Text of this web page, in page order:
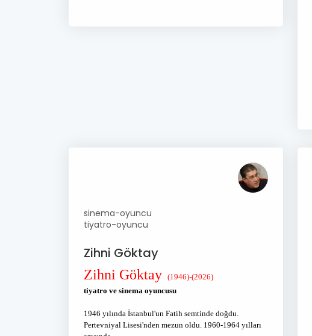
sinema-oyuncu
tiyatro-oyuncu
Zihni Göktay
Zihni Göktay (1946)-(2026)
tiyatro ve sinema oyuncusu
1946 yılında İstanbul'un Fatih semtinde doğdu.
Pertevniyal Lisesi'nden mezun oldu. 1960-1964 yılları